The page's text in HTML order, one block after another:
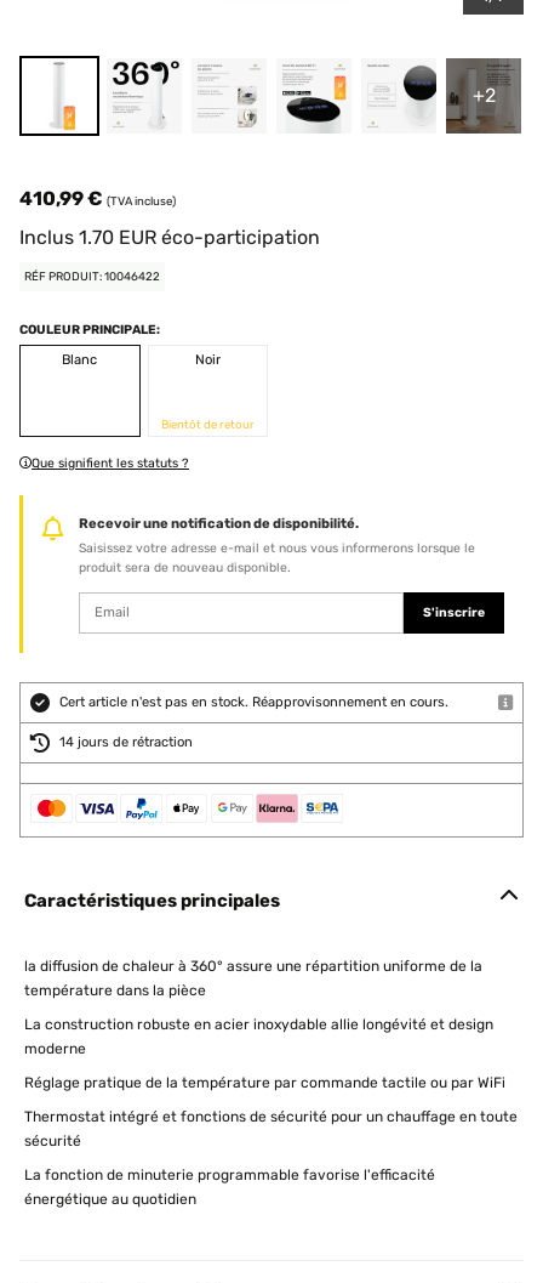
+2
410,99 € (TVA incluse)
Inclus 1.70 EUR éco-participation
RÉF PRODUIT: 10046422
COULEUR PRINCIPALE:
Blanc
Noir
Bientôt de retour
Que signifient les statuts ?
Recevoir une notification de disponibilité.
Saisissez votre adresse e-mail et nous vous informerons lorsque le
produit sera de nouveau disponible.
S'inscrire
Cert article n'est pas en stock. Réapprovisonnement en cours.
14 jours de rétraction
Caractéristiques principales
la diffusion de chaleur à 360° assure une répartition uniforme de la
température dans la pièce
La construction robuste en acier inoxydable allie longévité et design
moderne
Réglage pratique de la température par commande tactile ou par WiFi
Thermostat intégré et fonctions de sécurité pour un chauffage en toute
sécurité
La fonction de minuterie programmable favorise l'efficacité
énergétique au quotidien